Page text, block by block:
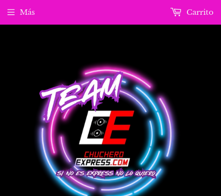
Más Carrito